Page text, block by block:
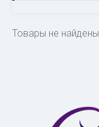
Товары не найдены